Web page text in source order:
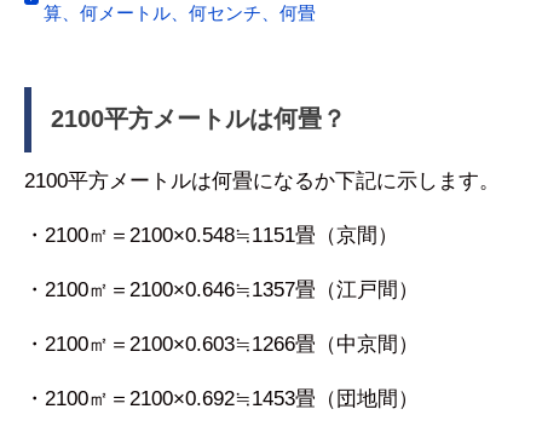
算、何メートル、何センチ、何畳
2100平方メートルは何畳？
2100平方メートルは何畳になるか下記に示します。
・2100㎡＝2100×0.548≒1151畳（京間）
・2100㎡＝2100×0.646≒1357畳（江戸間）
・2100㎡＝2100×0.603≒1266畳（中京間）
・2100㎡＝2100×0.692≒1453畳（団地間）